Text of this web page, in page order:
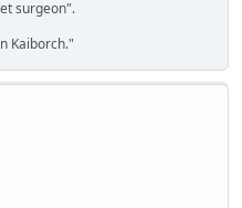
surgeon".
Kaiborch."